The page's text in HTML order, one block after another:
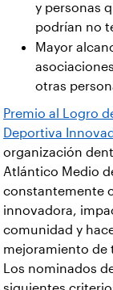
y personas
podrían no
Mayor
otras
Premio al Logro
Deportiva
organización
Atlántico Medio
constantemente
innovadora,
comunidad y
mejoramiento de
Los nominados